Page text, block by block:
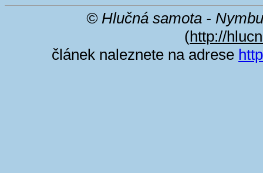
© Hlučná samota -
(http://
článek naleznete na adrese